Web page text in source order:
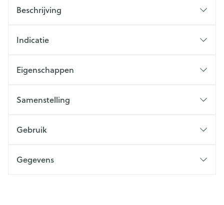
Beschrijving
Indicatie
Eigenschappen
Samenstelling
Gebruik
Gegevens